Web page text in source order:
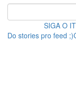
SIGA O
Do stories pro feed